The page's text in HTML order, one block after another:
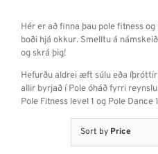
Hér er að finna þau pole fitness
boði hjá okkur. Smelltu á
og skrá þig!
Hefurðu aldrei æft súlu eða
allir byrjað í Pole óháð fyrri
Pole Fitness level 1 og Pole Dance
Sort by Price